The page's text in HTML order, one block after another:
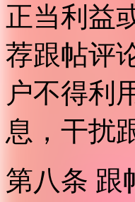
正当利益
荐跟帖评
户不得利
息，干扰
第八条 跟